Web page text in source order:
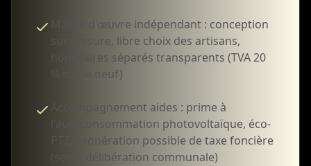
Maître d'œuvre indépendant : conception
sur mesure, libre choix des artisans,
honoraires séparés transparents (TVA 20
% sur le neuf)
Accompagnement aides : prime à
l'autoconsommation photovoltaïque, éco-
PTZ, exonération possible de taxe foncière
(selon délibération communale)